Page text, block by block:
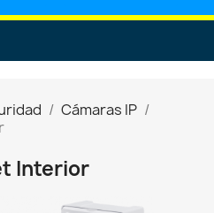
Cámaras IP
Interior